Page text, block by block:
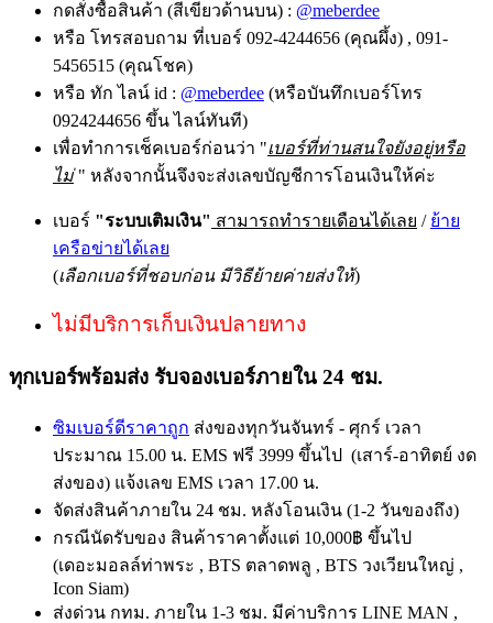
กดสั่งซื้อสินค้า (สีเขียวด้านบน) : @meberdee
หรือ โทรสอบถาม ที่เบอร์ 092-4244656 (คุณผึ้ง) , 091-
5456515 (คุณโชค)
หรือ ทัก ไลน์ id : @meberdee (หรือบันทึกเบอร์โทร
0924244656 ขึ้น ไลน์ทันที)
เพื่อทำการเช็คเบอร์ก่อนว่า "เบอร์ที่ท่านสนใจยังอยู่หรือ
ไม่" หลังจากนั้นจึงจะส่งเลขบัญชีการโอนเงินให้ค่ะ
เบอร์ "ระบบเติมเงิน" สามารถทำรายเดือนได้เลย / ย้าย
เครือข่ายได้เลย
(เลือกเบอร์ที่ชอบก่อน มีวิธีย้ายค่ายส่งให้)
ไม่มีบริการเก็บเงินปลายทาง
ทุกเบอร์พร้อมส่ง รับจองเบอร์ภายใน 24 ชม.
ซิมเบอร์ดีราคาถูก ส่งของทุกวันจันทร์ - ศุกร์ เวลา
ประมาณ 15.00 น. EMS ฟรี 3999 ขึ้นไป (เสาร์-อาทิตย์ งด
ส่งของ) แจ้งเลข EMS เวลา 17.00 น.
จัดส่งสินค้าภายใน 24 ชม. หลังโอนเงิน (1-2 วันของถึง)
กรณีนัดรับของ สินค้าราคาตั้งแต่ 10,000฿ ขึ้นไป
(เดอะมอลล์ท่าพระ , BTS ตลาดพลู , BTS วงเวียนใหญ่ ,
Icon Siam)
ส่งด่วน กทม. ภายใน 1-3 ชม. มีค่าบริการ LINE MAN ,